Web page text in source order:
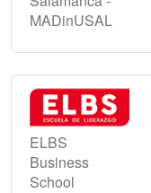
MADinUSAL
ELBS
Business
School